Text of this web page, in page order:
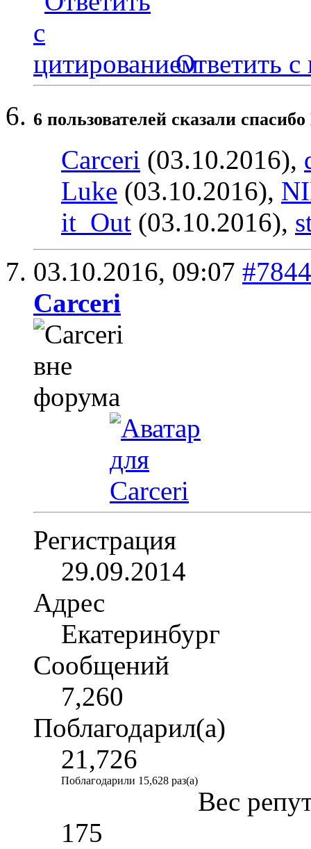
Ответить с
6 пользователей сказали
Carceri (03.10.2016),
Luke (03.10.2016),
it_Out (03.10.2016),
03.10.2016, 09:07 #7844
Carceri
Регистрация
29.09.2014
Адрес
Екатеринбург
Сообщений
7,260
Поблагодарил(а)
21,726
Поблагодарили 15,628 раз(а)
Вес
175